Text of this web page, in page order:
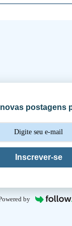
postagens
Inscrever-se
by